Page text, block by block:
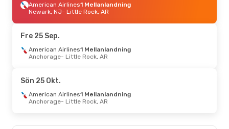
American AirlinesDirekt
Dallas- Little Rock, AR
Little Rock, AR- Dallas
Fre 16 Okt.- Fre 23 Okt.
British Airways
2 Mellanlandningar
Little Rock, AR- Stockholm
American Airlines1 Mellanlandning
Newark, NJ- Little Rock, AR
Fre 25 Sep.
American Airlines1 Mellanlandning
Anchorage- Little Rock, AR
Sön 25 Okt.
American Airlines1 Mellanlandning
Anchorage- Little Rock, AR